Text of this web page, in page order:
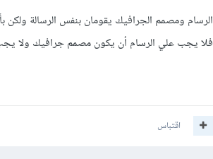
الرسام ومصمم الجرافيك يقومان بنفس الرسالة
فلا يجب علي الرسام أن يكون مصمم جرافيك ولا
اقتباس